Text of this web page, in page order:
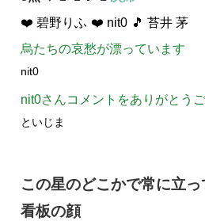
❤️ 碧野りふ ❤️ nit0 🎵 苔井 茅
烏たちの哀愁が漂っています
nit0
nit0さんコメントをありがとう
といじま
この星のどこかで常に立
看板の顔